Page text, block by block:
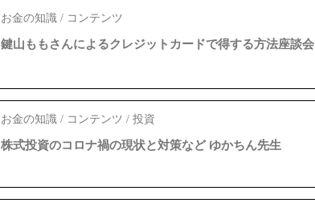
鍵山ももさんによるクレジットカードで得する方法座談会
お金の知識 / コンテンツ
株式投資のコロナ禍の現状と対策など ゆかちん先生
お金の知識 / コンテンツ / 投資